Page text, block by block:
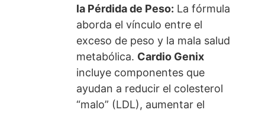
la Pérdida de Peso: La fórmula
aborda el vínculo entre el
exceso de peso y la mala salud
metabólica. Cardio Genix
incluye componentes que
ayudan a reducir el colesterol
“malo” (LDL), aumentar el